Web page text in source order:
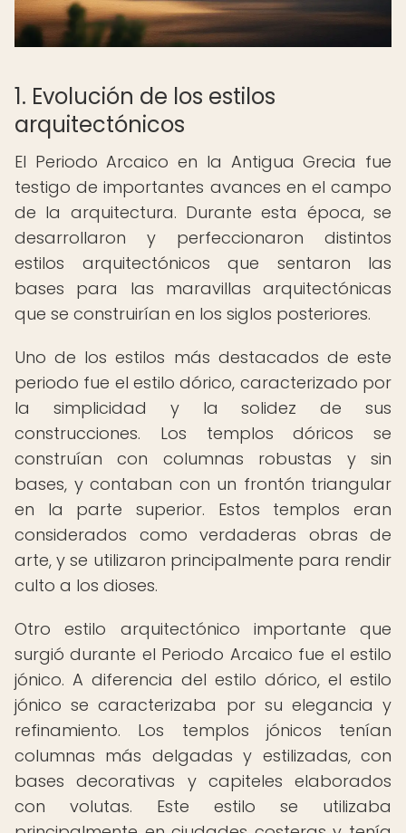
1. Evolución de los estilos
arquitectónicos
El Periodo Arcaico en la Antigua Grecia fue
testigo de importantes avances en el campo
de la arquitectura. Durante esta época, se
desarrollaron y perfeccionaron distintos
estilos arquitectónicos que sentaron las
bases para las maravillas arquitectónicas
que se construirían en los siglos posteriores.
Uno de los estilos más destacados de este
periodo fue el estilo dórico, caracterizado por
la simplicidad y la solidez de sus
construcciones. Los templos dóricos se
construían con columnas robustas y sin
bases, y contaban con un frontón triangular
en la parte superior. Estos templos eran
considerados como verdaderas obras de
arte, y se utilizaron principalmente para rendir
culto a los dioses.
Otro estilo arquitectónico importante que
surgió durante el Periodo Arcaico fue el estilo
jónico. A diferencia del estilo dórico, el estilo
jónico se caracterizaba por su elegancia y
refinamiento. Los templos jónicos tenían
columnas más delgadas y estilizadas, con
bases decorativas y capiteles elaborados
con volutas. Este estilo se utilizaba